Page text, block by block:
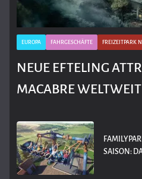
EUROPA FAHRGESCHÄFTE FREIZEITPARK
NEUE EFTELING
MACABRE
SAISON: